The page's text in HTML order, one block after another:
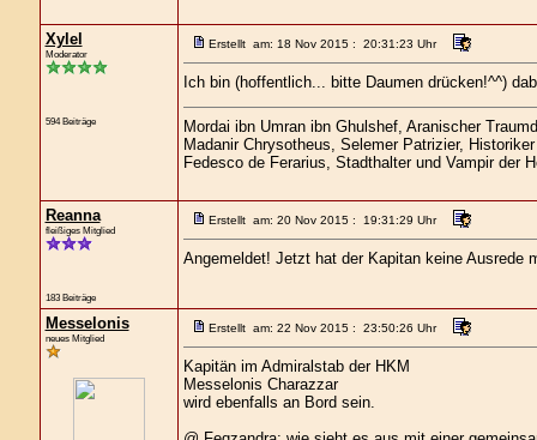
Xylel
Moderator
594 Beiträge
Erstellt am: 18 Nov 2015 : 20:31:23 Uhr
Ich bin (hoffentlich... bitte Daumen drücken!^^)
Mordai ibn Umran ibn Ghulshef, Aranischer
Madanir Chrysotheus, Selemer Patrizier,
Fedesco de Ferarius, Stadthalter und Vampir der
Reanna
fleißiges Mitglied
183 Beiträge
Erstellt am: 20 Nov 2015 : 19:31:29 Uhr
Angemeldet! Jetzt hat der Kapitan keine Ausrede
Messelonis
neues Mitglied
Erstellt am: 22 Nov 2015 : 23:50:26 Uhr
Kapitän im Admiralstab der HKM
Messelonis Charazzar
wird ebenfalls an Bord sein.